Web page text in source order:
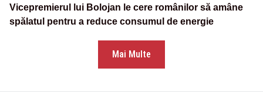
Vicepremierul lui Bolojan le cere românilor să amâne
spălatul pentru a reduce consumul de energie
Mai Multe